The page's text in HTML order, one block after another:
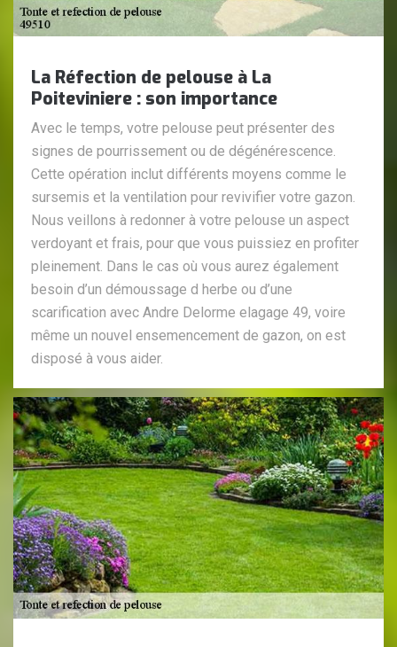
La Réfection de pelouse à La
Poiteviniere : son importance
Avec le temps, votre pelouse peut présenter des
signes de pourrissement ou de dégénérescence.
Cette opération inclut différents moyens comme le
sursemis et la ventilation pour revivifier votre gazon.
Nous veillons à redonner à votre pelouse un aspect
verdoyant et frais, pour que vous puissiez en profiter
pleinement. Dans le cas où vous aurez également
besoin d’un démoussage d herbe ou d’une
scarification avec Andre Delorme elagage 49, voire
même un nouvel ensemencement de gazon, on est
disposé à vous aider.